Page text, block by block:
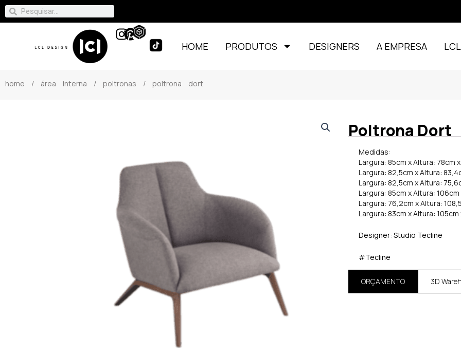
HOME PRODUTOS DESIGNERS A EMPRESA
home / área interna / poltronas / poltrona dort
Poltrona Dort
Medidas:
Largura: 85cm x Altura: 78cm
Largura: 82,5cm x Altura:
Largura: 82,5cm x Altura:
Largura: 85cm x Altura:
Largura: 76,2cm x Altura:
Largura: 83cm x Altura:
Designer: Studio Tecline
#Tecline
ORÇAMENTO 3D